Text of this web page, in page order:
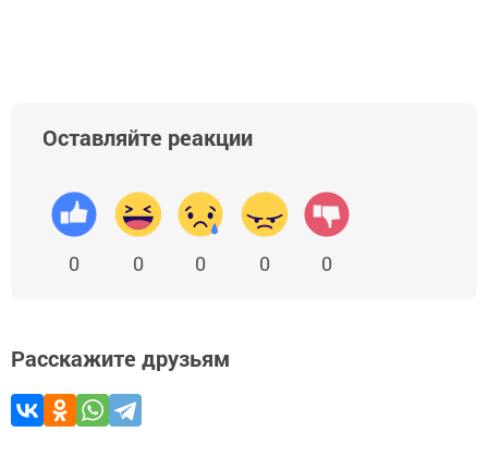
Оставляйте реакции
0 0 0 0 0
Расскажите друзьям